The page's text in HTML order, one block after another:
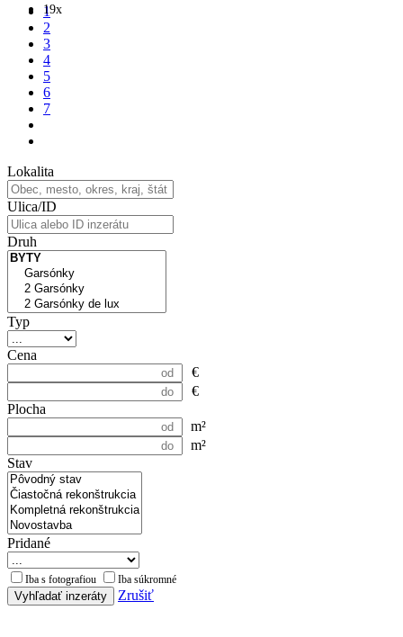
19x
1
2
3
4
5
6
7
Lokalita
Ulica/ID
Druh
Typ
Cena
€
€
Plocha
m²
m²
Stav
Pridané
Iba s fotografiou Iba súkromné
Vyhľadať inzeráty Zrušiť